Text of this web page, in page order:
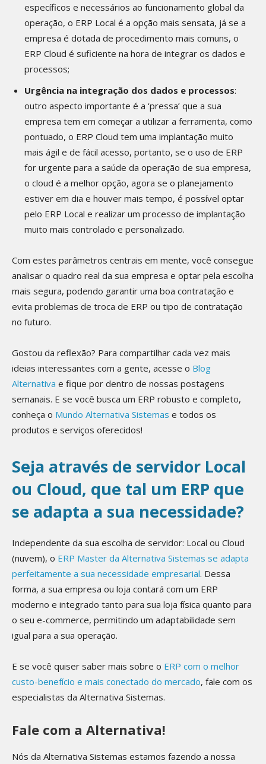
específicos e necessários ao funcionamento global da
operação, o ERP Local é a opção mais sensata, já se a
empresa é dotada de procedimento mais comuns, o
ERP Cloud é suficiente na hora de integrar os dados e
processos;
Urgência na integração dos dados e processos:
outro aspecto importante é a ‘pressa’ que a sua
empresa tem em começar a utilizar a ferramenta, como
pontuado, o ERP Cloud tem uma implantação muito
mais ágil e de fácil acesso, portanto, se o uso de ERP
for urgente para a saúde da operação de sua empresa,
o cloud é a melhor opção, agora se o planejamento
estiver em dia e houver mais tempo, é possível optar
pelo ERP Local e realizar um processo de implantação
muito mais controlado e personalizado.
Com estes parâmetros centrais em mente, você consegue
analisar o quadro real da sua empresa e optar pela escolha
mais segura, podendo garantir uma boa contratação e
evita problemas de troca de ERP ou tipo de contratação
no futuro.
Gostou da reflexão? Para compartilhar cada vez mais
ideias interessantes com a gente, acesse o Blog
Alternativa e fique por dentro de nossas postagens
semanais. E se você busca um ERP robusto e completo,
conheça o Mundo Alternativa Sistemas e todos os
produtos e serviços oferecidos!
Seja através de servidor Local
ou Cloud, que tal um ERP que
se adapta a sua necessidade?
Independente da sua escolha de servidor: Local ou Cloud
(nuvem), o ERP Master da Alternativa Sistemas se adapta
perfeitamente a sua necessidade empresarial. Dessa
forma, a sua empresa ou loja contará com um ERP
moderno e integrado tanto para sua loja física quanto para
o seu e-commerce, permitindo um adaptabilidade sem
igual para a sua operação.
E se você quiser saber mais sobre o ERP com o melhor
custo-benefício e mais conectado do mercado, fale com os
especialistas da Alternativa Sistemas.
Fale com a Alternativa!
Nós da Alternativa Sistemas estamos fazendo a nossa